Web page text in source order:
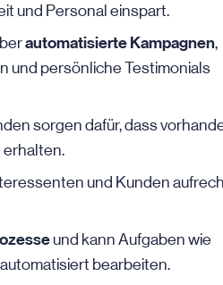
und Personal einspart.
automatisierte Kampagnen,
und persönliche Testimonials
sorgen dafür, dass
erhalten.
und Kunden
und kann Aufgaben wie
bearbeiten.